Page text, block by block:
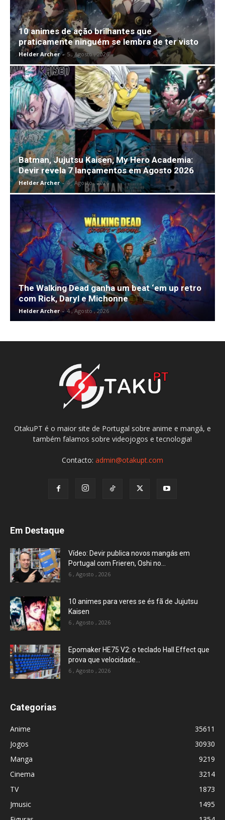
10 animes de ação brilhantes que
praticamente ninguém se lembra de ter visto
Helder Archer - 5 , Agosto , 2026
Batman, Jujutsu Kaisen, My Hero Academia:
Devir revela 7 lançamentos em Agosto 2026
Helder Archer - 4 , Agosto , 2026
The Walking Dead ganha um beat ‘em up retro
com Rick, Daryl e Michonne
Helder Archer - 4 , Agosto , 2026
OtakuPT é o maior site de Portugal sobre anime e mangá, e
também falamos sobre videojogos e tecnologia!
Contacto: admin@otakupt.com
Em Destaque
Vídeo: Devir publica novos mangás em
Portugal com Frieren, Oshi no...
6 , Agosto , 2026
10 animes para veres se és fã de Jujutsu
Kaisen
6 , Agosto , 2026
Epomaker HE75 V2: o teclado Hall Effect que
prova que velocidade...
6 , Agosto , 2026
Categorias
Anime
35611
Jogos
30930
Manga
9219
Cinema
3214
TV
1873
Jmusic
1495